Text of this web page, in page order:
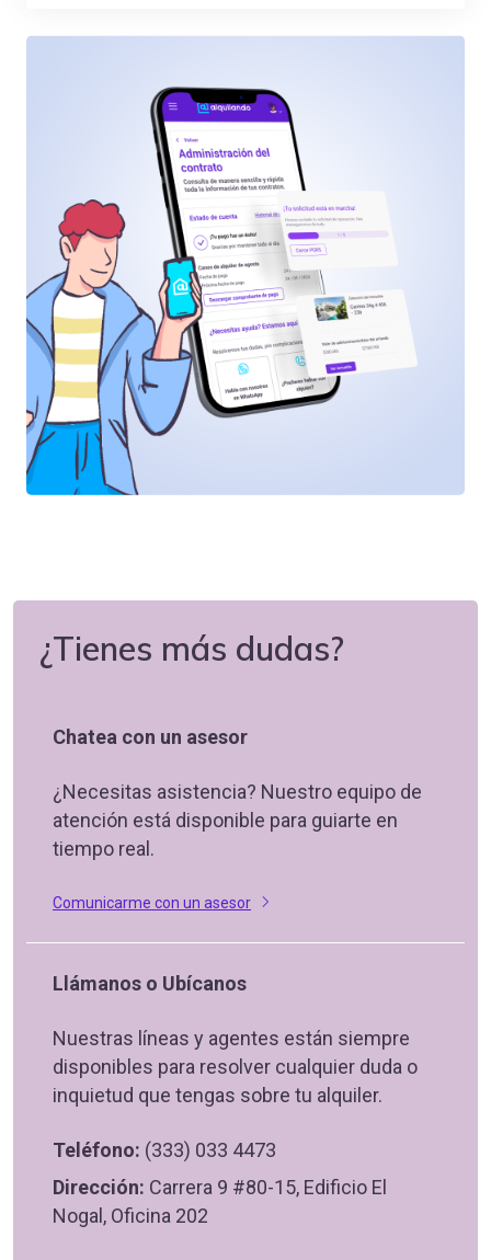
¿Tienes más dudas?
Chatea con un asesor
¿Necesitas asistencia? Nuestro equipo de
atención está disponible para guiarte en
tiempo real.
Comunicarme con un asesor
Llámanos o Ubícanos
Nuestras líneas y agentes están siempre
disponibles para resolver cualquier duda o
inquietud que tengas sobre tu alquiler.
Teléfono: (333) 033 4473
Dirección: Carrera 9 #80-15, Edificio El
Nogal, Oficina 202